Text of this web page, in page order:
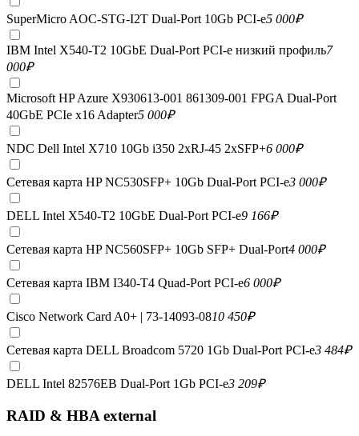
SuperMicro AOC-STG-I2T Dual-Port 10Gb PCI-e5 000₽
IBM Intel X540-T2 10GbE Dual-Port PCI-e низкий профиль7
000₽
Microsoft HP Azure X930613-001 861309-001 FPGA Dual-Port
40GbE PCIe x16 Adapter5 000₽
NDC Dell Intel X710 10Gb i350 2xRJ-45 2xSFP+6 000₽
Сетевая карта HP NC530SFP+ 10Gb Dual-Port PCI-e3 000₽
DELL Intel X540-T2 10GbE Dual-Port PCI-e9 166₽
Сетевая карта HP NC560SFP+ 10Gb SFP+ Dual-Port4 000₽
Сетевая карта IBM I340-T4 Quad-Port PCI-e6 000₽
Cisco Network Card A0+ | 73-14093-0810 450₽
Сетевая карта DELL Broadcom 5720 1Gb Dual-Port PCI-e3 484₽
DELL Intel 82576EB Dual-Port 1Gb PCI-e3 209₽
RAID & HBA external